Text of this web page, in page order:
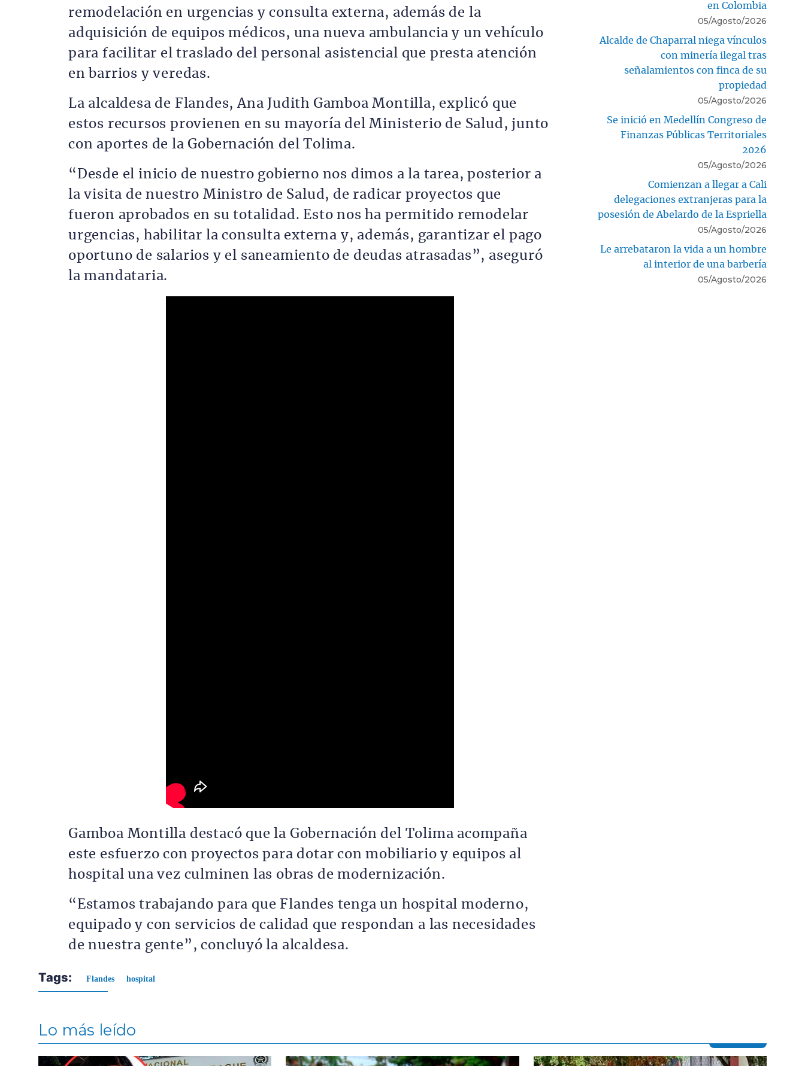
remodelación en urgencias y consulta externa, además de la
adquisición de equipos médicos, una nueva ambulancia y un vehículo
para facilitar el traslado del personal asistencial que presta atención
en barrios y veredas.
La alcaldesa de Flandes, Ana Judith Gamboa Montilla, explicó que
estos recursos provienen en su mayoría del Ministerio de Salud, junto
con aportes de la Gobernación del Tolima.
“Desde el inicio de nuestro gobierno nos dimos a la tarea, posterior a
la visita de nuestro Ministro de Salud, de radicar proyectos que
fueron aprobados en su totalidad. Esto nos ha permitido remodelar
urgencias, habilitar la consulta externa y, además, garantizar el pago
oportuno de salarios y el saneamiento de deudas atrasadas”, aseguró
la mandataria.
Gamboa Montilla destacó que la Gobernación del Tolima acompaña
este esfuerzo con proyectos para dotar con mobiliario y equipos al
hospital una vez culminen las obras de modernización.
“Estamos trabajando para que Flandes tenga un hospital moderno,
equipado y con servicios de calidad que respondan a las necesidades
de nuestra gente”, concluyó la alcaldesa.
en Colombia
05/Agosto/2026
Alcalde de Chaparral niega vínculos
con minería ilegal tras
señalamientos con finca de su
propiedad
05/Agosto/2026
Se inició en Medellín Congreso de
Finanzas Públicas Territoriales
2026
05/Agosto/2026
Comienzan a llegar a Cali
delegaciones extranjeras para la
posesión de Abelardo de la Espriella
05/Agosto/2026
Le arrebataron la vida a un hombre
al interior de una barbería
05/Agosto/2026
Tags: Flandes hospital
Lo más leído
Contenido multimedia principal Contenido multimedia principal Contenido multimedia principal